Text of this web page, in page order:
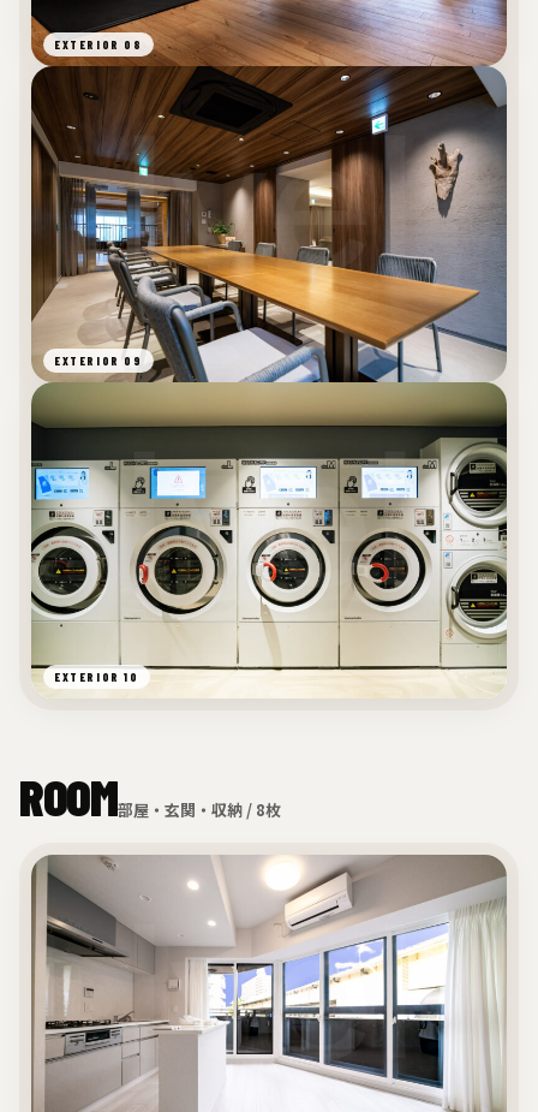
EXTERIOR 08
EXTERIOR 09
EXTERIOR 10
ROOM部屋・玄関・収納 / 8枚